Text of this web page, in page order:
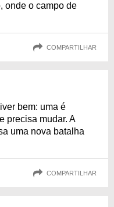
onde o campo de
COMPARTILHAR
bem: uma é
precisa mudar. A
uma nova batalha
COMPARTILHAR